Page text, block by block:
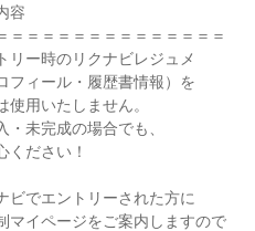
容
＝＝＝＝＝＝＝＝＝＝＝＝＝＝
リー時のリクナビレジュメ
フィール・履歴書情報）を
使用いたしません。
・未完成の場合でも、
ください！
ビでエントリーされた方に
マイページをご案内しますので